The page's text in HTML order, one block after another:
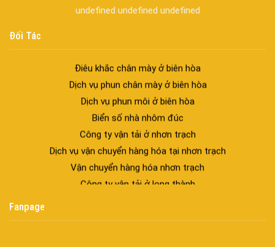
undefined undefined undefined
Đối Tác
trúc hiện đại
Điêu khắc chân mày ở biên hòa
Dịch vụ phun chân mày ở biên hòa
Dịch vụ phun môi ở biên hòa
Biển số nhà nhôm đúc
Công ty vận tải ở nhơn trạch
Dịch vụ vận chuyển hàng hóa tại nhơn trạch
Vận chuyển hàng hóa nhơn trạch
Công ty vận tải ở long thành
Fanpage